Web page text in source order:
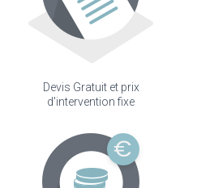
Devis Gratuit et prix
d'intervention fixe